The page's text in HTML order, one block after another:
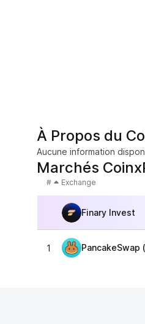
À Propos du
Aucune information
Marchés
# Exchange
Finary Invest
1 PancakeSwap